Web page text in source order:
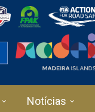
Notícias